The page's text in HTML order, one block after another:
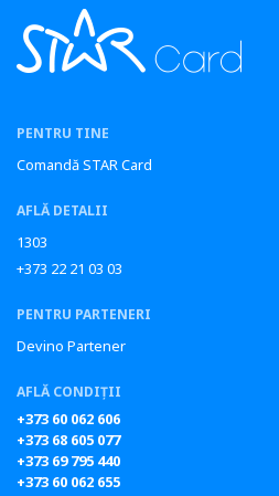
PENTRU TINE
Comandă STAR Card
AFLĂ DETALII
1303
+373 22 21 03 03
PENTRU PARTENERI
Devino Partener
AFLĂ CONDIȚII
+373 60 062 606
+373 68 605 077
+373 69 795 440
+373 60 062 655